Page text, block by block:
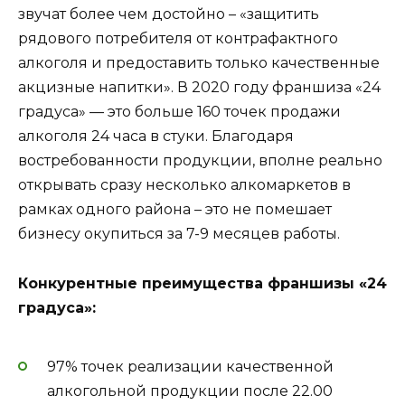
звучат более чем достойно – «защитить
рядового потребителя от контрафактного
алкоголя и предоставить только качественные
акцизные напитки». В 2020 году франшиза «24
градуса» — это больше 160 точек продажи
алкоголя 24 часа в стуки. Благодаря
востребованности продукции, вполне реально
открывать сразу несколько алкомаркетов в
рамках одного района – это не помешает
бизнесу окупиться за 7-9 месяцев работы.
Конкурентные преимущества франшизы «24
градуса»:
97% точек реализации качественной
алкогольной продукции после 22.00